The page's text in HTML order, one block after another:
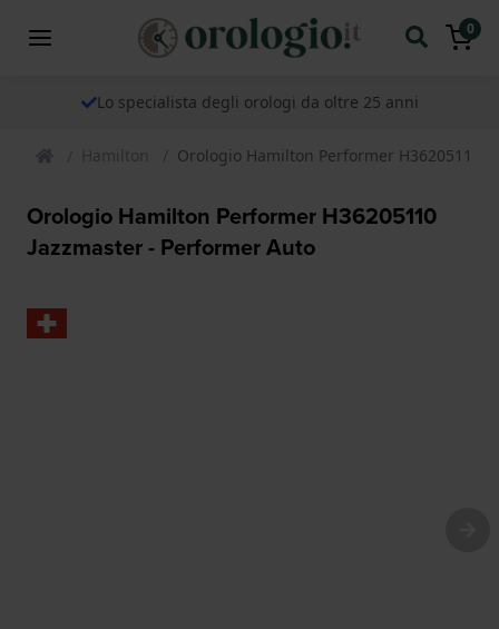
0
Lo specialista degli orologi da oltre 25 anni
Hamilton Orologio Hamilton Performer H36205110
Orologio Hamilton Performer H36205110
Jazzmaster - Performer Auto